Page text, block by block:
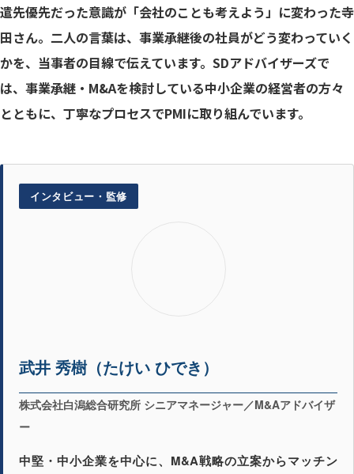
遣先優先だった意識が「会社のことも考えよう」に変わった寺
田さん。二人の言葉は、事業承継後の社員がどう変わっていく
かを、当事者の目線で伝えています。SDアドバイザーズで
は、事業承継・M&Aを検討している中小企業の経営者の方々
とともに、丁寧なプロセスでPMIに取り組んでいます。
インタビュー・監修
武井 秀樹（たけい ひでき）
株式会社白潟総合研究所 シニアマネージャー／M&Aアドバイザ
ー
中堅・中小企業を中心に、M&A戦略の立案からマッチン